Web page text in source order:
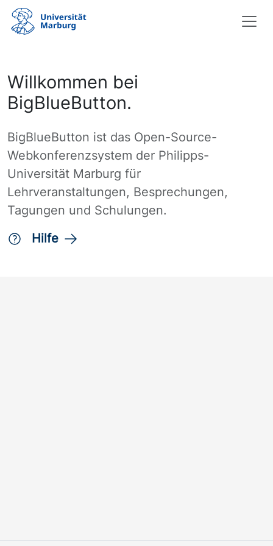
Willkommen bei
BigBlueButton.
BigBlueButton ist das Open-Source-
Webkonferenzsystem der Philipps-
Universität Marburg für
Lehrveranstaltungen, Besprechungen,
Tagungen und Schulungen.
Hilfe